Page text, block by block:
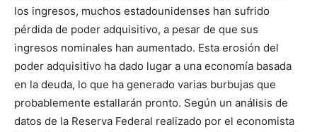
los ingresos, muchos estadounidenses han sufrido
pérdida de poder adquisitivo, a pesar de que sus
ingresos nominales han aumentado. Esta erosión del
poder adquisitivo ha dado lugar a una economía basada
en la deuda, lo que ha generado varias burbujas que
probablemente estallarán pronto. Según un análisis de
datos de la Reserva Federal realizado por el economista